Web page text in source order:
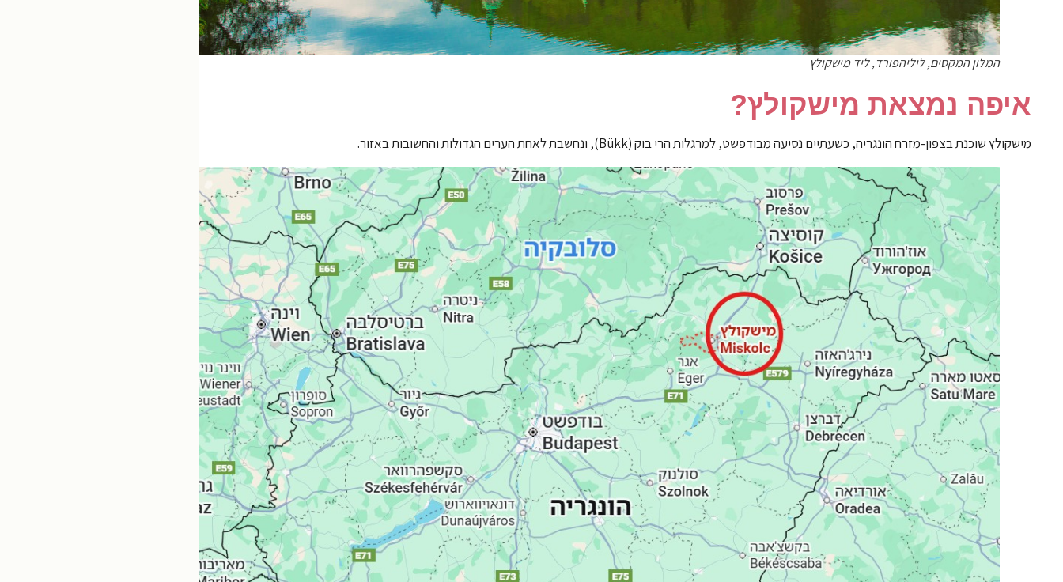
המלון המקסים, ליליהפורד, ליד מישקולץ
איפה נמצאת מישקולץ?
מישקולץ שוכנת בצפון-מזרח הונגריה, כשעתיים נסיעה מבודפשט, למרגלות הרי בוק (Bükk), ונחשבת לאחת הערים הגדולות והחשובות באזור.